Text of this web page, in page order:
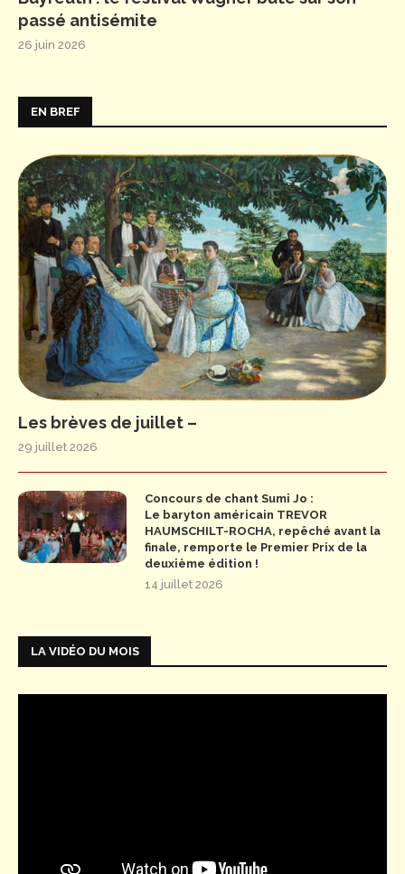
passé antisémite
26 juin 2026
EN BREF
Les brèves de juillet –
29 juillet 2026
Concours de chant Sumi Jo :
Le baryton américain TREVOR
HAUMSCHILT-ROCHA, repêché avant la
finale, remporte le Premier Prix de la
deuxième édition !
14 juillet 2026
LA VIDÉO DU MOIS